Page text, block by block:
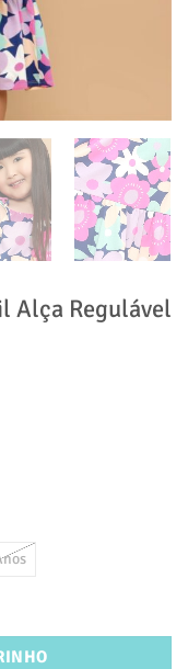
Alça Regulável
Estampa Flores Fundo